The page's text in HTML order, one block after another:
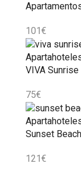
101€
VIVA Sunrise
75€
Sunset
121€